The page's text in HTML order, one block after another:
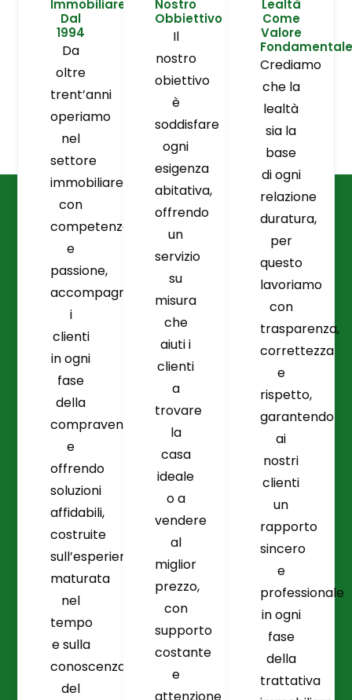
Immobiliare
Dal
1994
Da
oltre
trent’anni
operiamo
nel
settore
immobiliare
con
competenza
e
passione,
accompagnando
i
clienti
in ogni
fase
della
compravendita
e
offrendo
soluzioni
affidabili,
costruite
sull’esperienza
maturata
nel
tempo
e sulla
conoscenza
del
Nostro
Obbiettivo
Il
nostro
obiettivo
è
soddisfare
ogni
esigenza
abitativa,
offrendo
un
servizio
su
misura
che
aiuti i
clienti
a
trovare
la
casa
ideale
o a
vendere
al
miglior
prezzo,
con
supporto
costante
e
Lealtà
Come
Valore
Fondamentale
Crediamo
che la
lealtà
sia la
base
di ogni
relazione
duratura,
per
questo
lavoriamo
con
trasparenza,
correttezza
e
rispetto,
garantendo
ai
nostri
clienti
un
rapporto
sincero
e
professionale
in ogni
fase
della
trattativa